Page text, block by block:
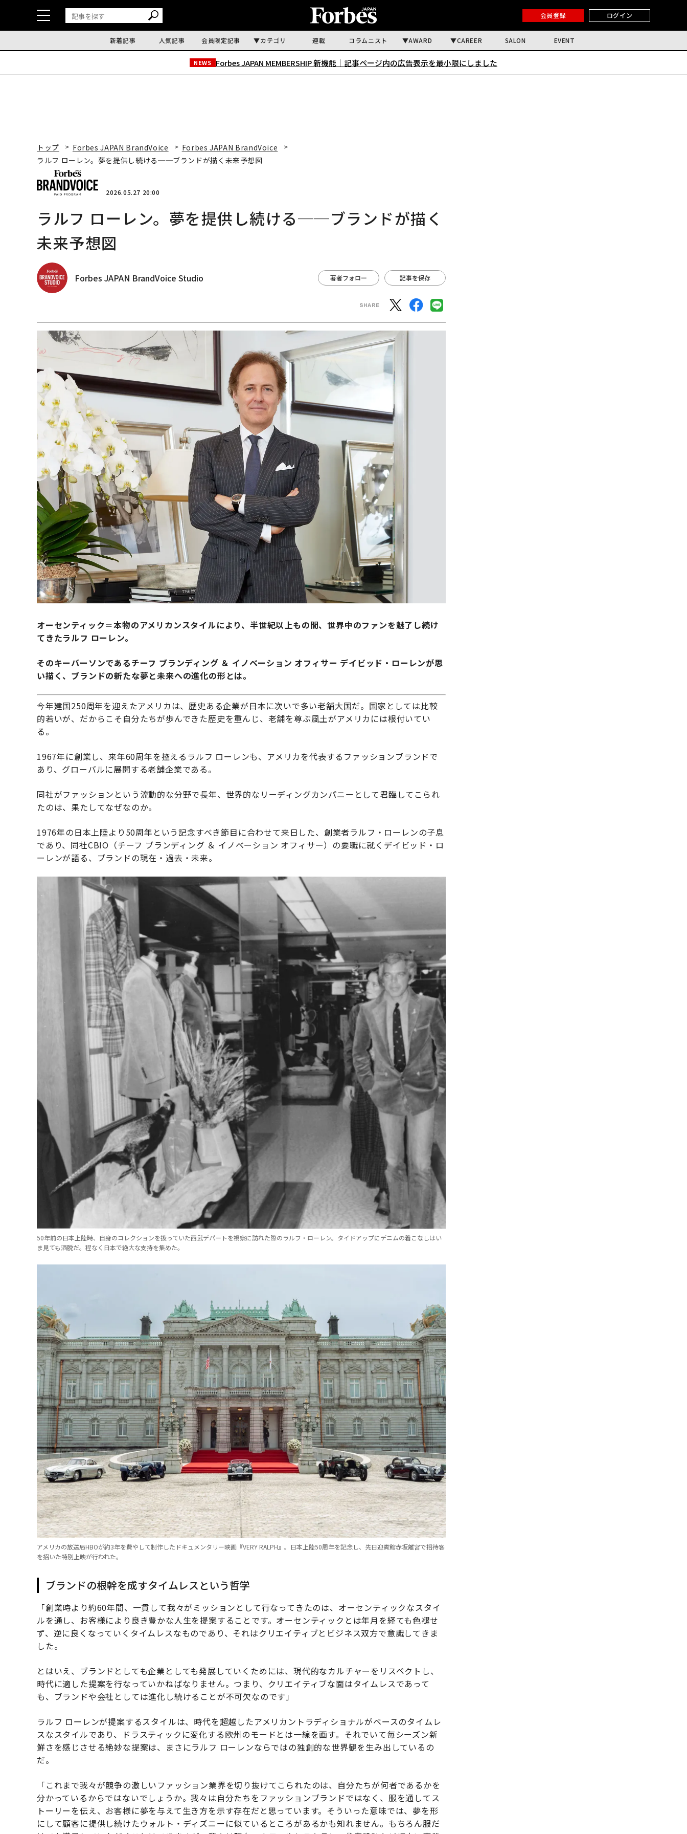
会員登録 ログイン
新着記事 人気記事 会員限定記事 カテゴリ 連載 コラムニスト AWARD CAREER SALON EVENT
NEWS Forbes JAPAN MEMBERSHIP 新機能｜ 記事ページ内の広告表示を最小限にしました
トップ Forbes JAPAN BrandVoice
Forbes JAPAN BrandVoice
ラルフ ローレン。夢を提供し続ける──ブランドが描く未来予想図
2026.05.27 20:00
ラルフ ローレン。夢を提供し続ける──ブランドが描く
未来予想図
Forbes JAPAN BrandVoice Studio 著者フォロー 記事を保存
オーセンティック＝本物のアメリカンスタイルにより、半世紀以上もの間、世界中のファンを魅了し続け
てきたラルフ ローレン。
そのキーパーソンであるチーフ ブランディング ＆ イノベーション オフィサー デイビッド・ローレンが思
い描く、ブランドの新たな夢と未来への進化の形とは。
今年建国250周年を迎えたアメリカは、歴史ある企業が日本に次いで多い老舗大国だ。国家としては比較
的若いが、だからこそ自分たちが歩んできた歴史を重んじ、老舗を尊ぶ風土がアメリカには根付いてい
る。
1967年に創業し、来年60周年を控えるラルフ ローレンも、アメリカを代表するファッションブランドで
あり、グローバルに展開する老舗企業である。
同社がファッションという流動的な分野で長年、世界的なリーディングカンパニーとして君臨してこられ
たのは、果たしてなぜなのか。
1976年の日本上陸より50周年という記念すべき節目に合わせて来日した、創業者ラルフ・ローレンの子息
であり、同社CBIO（チーフ ブランディング ＆ イノベーション オフィサー）の要職に就くデイビッド・ロ
ーレンが語る、ブランドの現在・過去・未来。
50年前の日本上陸時、自身のコレクションを扱っていた西武デパートを視察に訪れた際のラルフ・ローレン。タイドアップにデニムの着こなしはい
ま見ても洒脱だ。程なく日本で絶大な支持を集めた。
アメリカの放送局HBOが約3年を費やして制作したドキュメンタリー映画『VERY RALPH』。日本上陸50周年を記念し、先日迎賓館赤坂離宮で招待客
を招いた特別上映が行われた。
ブランドの根幹を成すタイムレスという哲学
「創業時より約60年間、一貫して我々がミッションとして行なってきたのは、オーセンティックなスタイ
ルを通し、お客様により良き豊かな人生を提案することです。オーセンティックとは年月を経ても色褪せ
ず、逆に良くなっていくタイムレスなものであり、それはクリエイティブとビジネス双方で意識してきま
した。
とはいえ、ブランドとしても企業としても発展していくためには、現代的なカルチャーをリスペクトし、
時代に適した提案を行なっていかねばなりません。つまり、クリエイティブな面はタイムレスであって
も、ブランドや会社としては進化し続けることが不可欠なのです」
ラルフ ローレンが提案するスタイルは、時代を超越したアメリカントラディショナルがベースのタイムレ
スなスタイルであり、ドラスティックに変化する欧州のモードとは一線を画す。それでいて毎シーズン新
鮮さを感じさせる絶妙な提案は、まさにラルフ ローレンならではの独創的な世界観を生み出しているの
だ。
「これまで我々が競争の激しいファッション業界を切り抜けてこられたのは、自分たちが何者であるかを
分かっているからではないでしょうか。我々は自分たちをファッションブランドではなく、服を通してス
トーリーを伝え、お客様に夢を与えて生き方を示す存在だと思っています。そういった意味では、夢を形
にして顧客に提供し続けたウォルト・ディズニーに似ているところがあるかも知れません。もちろん服だ